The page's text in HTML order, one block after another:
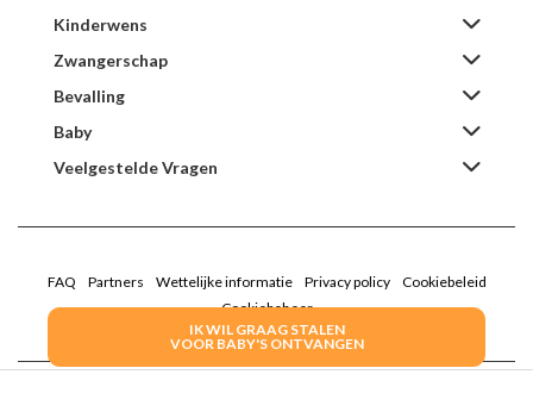
IK WIL GRAAG STALEN
VOOR BABY'S ONTVANGEN
Kinderwens
Zwangerschap
Bevalling
Baby
Veelgestelde Vragen
FAQ Partners Wettelijke informatie Privacy policy
Cookiebeleid
Cookiebeheer